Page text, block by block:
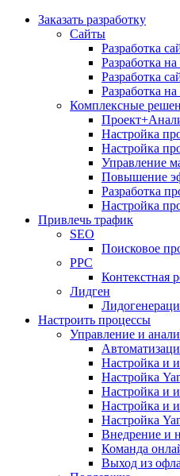
Заказать разработку
Сайты
Разработка
Разработка
Разработка
Разработка
Комплексные
Настройка
Настройка
Управление
Повышение
Разработка
Настройка
Привлечь трафик
SEO
Поисковое
PPC
Контекстная
Лидген
Настроить процессы
Управление и
Настройка и
Настройка
Настройка и
Настройка и
Настройка
Внедрение и
Команда
Выход из